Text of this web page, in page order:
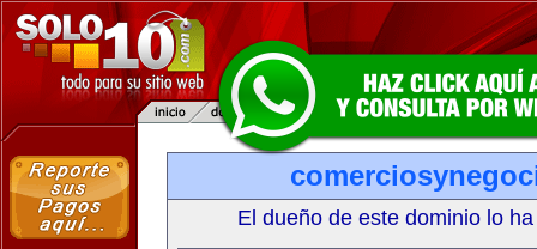
El dueño de este dominio lo